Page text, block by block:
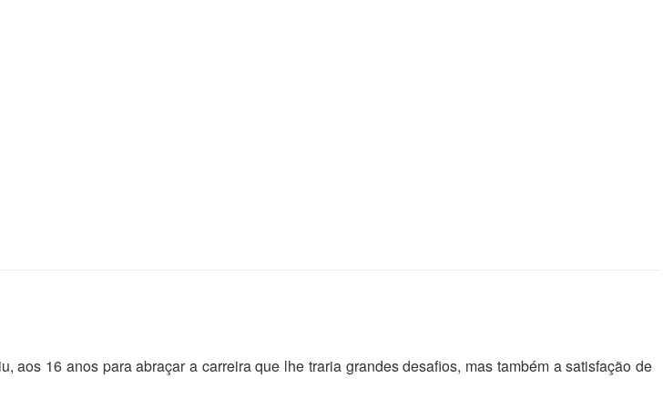
16 anos para abraçar a carreira que lhe traria grandes desafios, mas também a satisfação de